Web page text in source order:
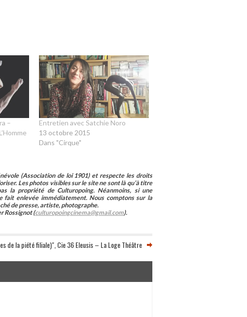
–
Entretien avec Satchie Noro
13 octobre 2015
Dans "Cirque"
(Association de loi 1901) et respecte les droits
Les photos visibles sur le site ne sont là qu’à titre
la propriété de Culturopoing. Néanmoins, si une
enlevée immédiatement. Nous comptons sur la
de presse, artiste, photographe.
Rossignot (culturopoingcinema@gmail.com).
de la piété filiale)", Cie 36 Eleusis – La Loge Théâtre